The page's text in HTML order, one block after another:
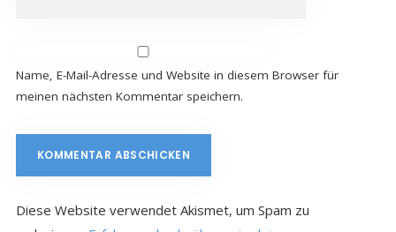
Name, E-Mail-Adresse und Website in diesem Browser für
meinen nächsten Kommentar speichern.
Diese Website verwendet Akismet, um Spam zu